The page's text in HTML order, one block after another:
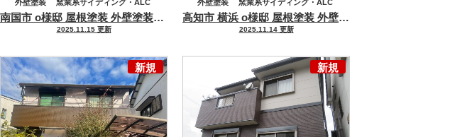
屋上防水・外壁修繕をトータルでメンテナンスさせていただきました(^^♪
南国市 o様邸 屋根塗装 外壁塗装工事 色醒めた屋根が美しく仕上がりました(^^♪
2025.11.15 更新
外壁塗装
窯業系サイディング・ALC
屋根塗装
金属屋根 高知市 横浜 o様邸 屋根塗装 外壁塗装工事
2025.11.14 更新
外壁塗装
窯業系サイディング・ALC
屋根塗装
化粧スレート
新規 新規